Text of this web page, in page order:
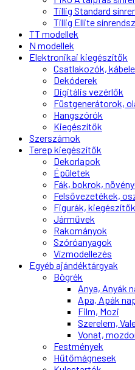
Tillig Standard
Tillig Ellite
TT modellek
N modellek
Elektronikai kiegészítők
Csatlakozók,
Dekóderek
Digitális vezérlők
Füstgenerátorok,
Hangszórók
Kiegészítők
Szerszámok
Terep kiegészítők
Dekorlapok
Épületek
Fák, bokrok,
Felsővezetékek,
Figurák, kiegészítők
Járművek
Rakományok
Szóróanyagok
Vízmodellezés
Egyéb ajándéktárgyak
Bögrék
Anya, Anyák
Apa, Apák
Film, Mozi
Szerelem,
Vonat,
Festmények
Hűtőmágnesek